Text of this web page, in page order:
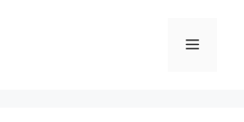
메